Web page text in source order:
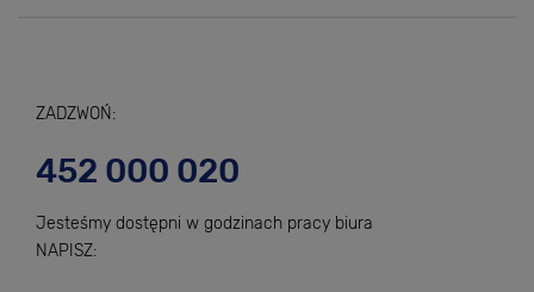
ZADZWOŃ:
452 000 020
Jesteśmy dostępni w godzinach pracy biura
NAPISZ: